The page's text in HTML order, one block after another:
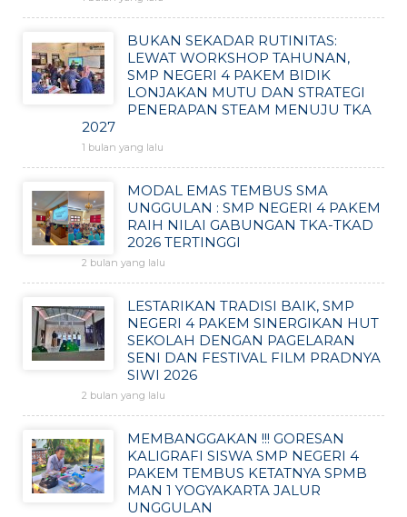
BUKAN SEKADAR RUTINITAS:
LEWAT WORKSHOP TAHUNAN,
SMP NEGERI 4 PAKEM BIDIK
LONJAKAN MUTU DAN STRATEGI
PENERAPAN STEAM MENUJU TKA
2027
1 bulan yang lalu
MODAL EMAS TEMBUS SMA
UNGGULAN : SMP NEGERI 4 PAKEM
RAIH NILAI GABUNGAN TKA-TKAD
2026 TERTINGGI
2 bulan yang lalu
LESTARIKAN TRADISI BAIK, SMP
NEGERI 4 PAKEM SINERGIKAN HUT
SEKOLAH DENGAN PAGELARAN
SENI DAN FESTIVAL FILM PRADNYA
SIWI 2026
2 bulan yang lalu
MEMBANGGAKAN !!! GORESAN
KALIGRAFI SISWA SMP NEGERI 4
PAKEM TEMBUS KETATNYA SPMB
MAN 1 YOGYAKARTA JALUR
UNGGULAN